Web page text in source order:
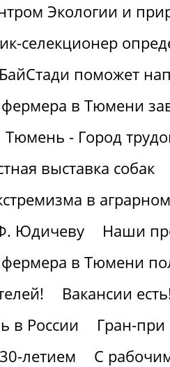
Экологии и
селекционер
БайСтади поможет
в Тюмени
Тюмень - Город
выставка собак
в аграрном
Юдичеву
Наши
в Тюмени
Вакансии
в России
Гран-
летием
С